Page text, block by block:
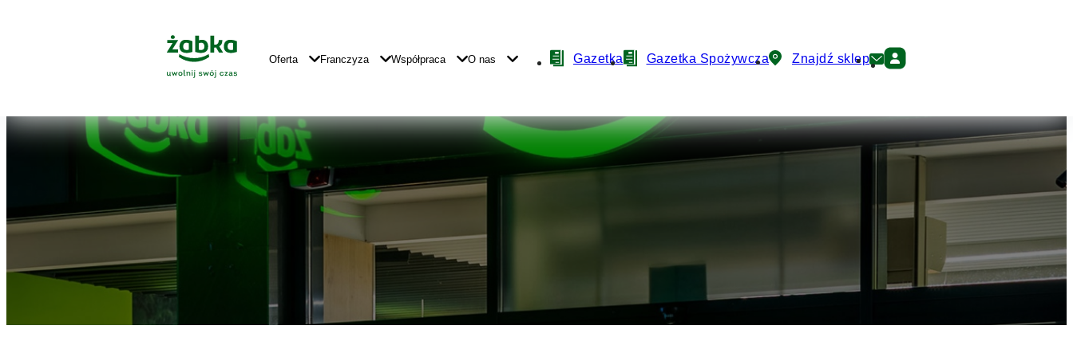
Główne
Logo
Główna
Nawigacja
Oferta Franczyza Współpraca O nas
NawigacjaGazetka Gazetka Spożywcza Znajdź sklep